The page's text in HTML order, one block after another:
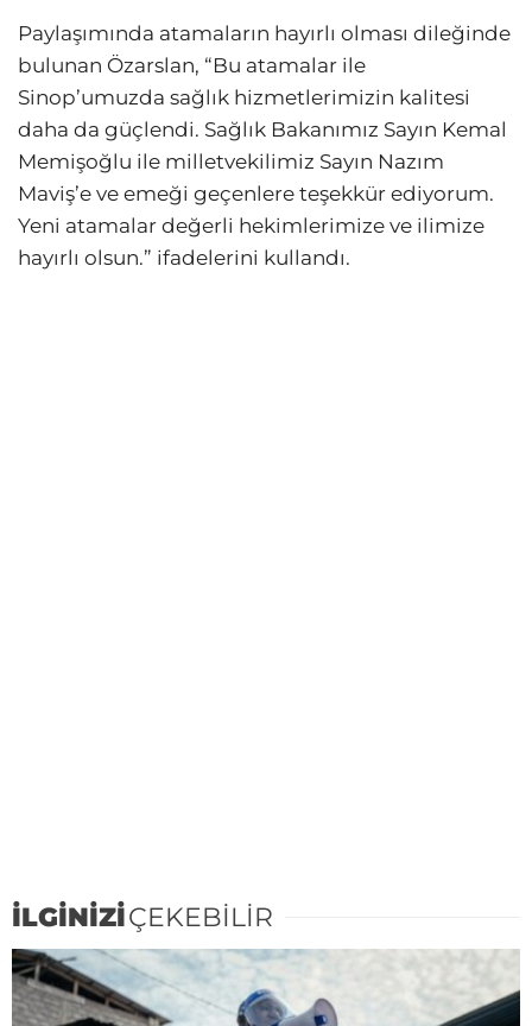
Paylaşımında atamaların hayırlı olması dileğinde
bulunan Özarslan, “Bu atamalar ile
Sinop’umuzda sağlık hizmetlerimizin kalitesi
daha da güçlendi. Sağlık Bakanımız Sayın Kemal
Memişoğlu ile milletvekilimiz Sayın Nazım
Maviş’e ve emeği geçenlere teşekkür ediyorum.
Yeni atamalar değerli hekimlerimize ve ilimize
hayırlı olsun.” ifadelerini kullandı.
İLGİNİZİÇEKEBİLİR